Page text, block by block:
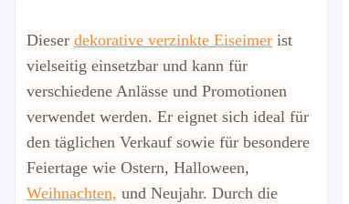
Dieser dekorative verzinkte Eiseimer ist
vielseitig einsetzbar und kann für
verschiedene Anlässe und Promotionen
verwendet werden. Er eignet sich ideal für
den täglichen Verkauf sowie für besondere
Feiertage wie Ostern, Halloween,
Weihnachten, und Neujahr. Durch die